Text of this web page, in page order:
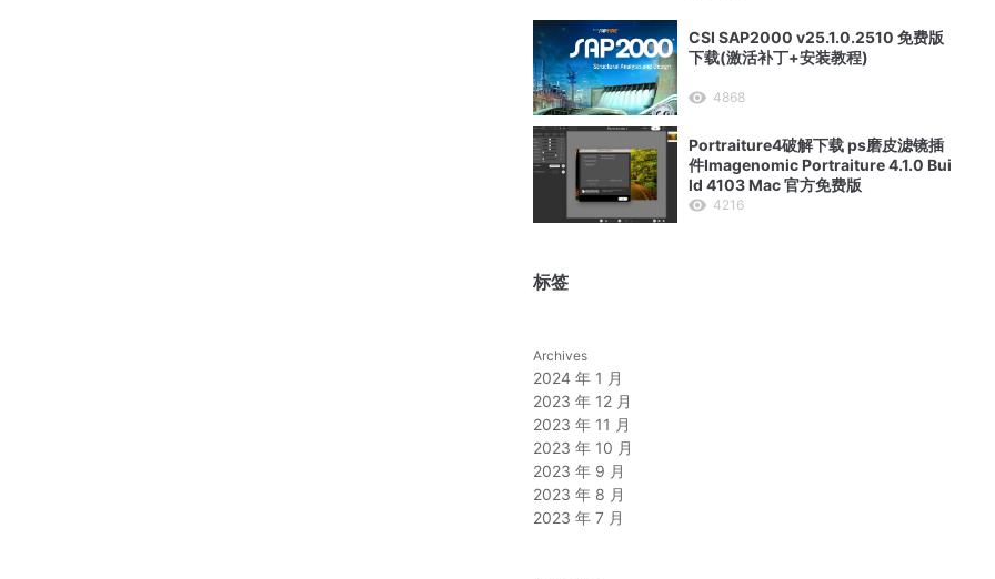
CSI SAP2000 v25.1.0.2510 免费版
下载(激活补丁+安装教程)
4868
Portraiture4破解下载 ps磨皮滤镜插
件Imagenomic Portraiture 4.1.0 Bui
ld 4103 Mac 官方免费版
4216
标签
Archives
2024 年 1 月
2023 年 12 月
2023 年 11 月
2023 年 10 月
2023 年 9 月
2023 年 8 月
2023 年 7 月